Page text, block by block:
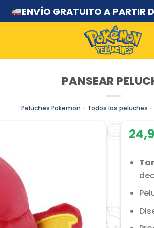
ENVÍO GRATUITO A PARTIR
PANSEAR
Peluches Pokemon - Todos los peluches -